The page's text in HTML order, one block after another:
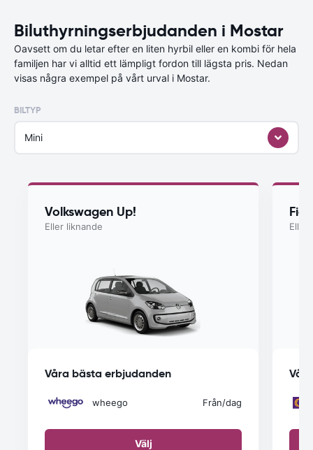
Biluthyrningserbjudanden i Mostar
Oavsett om du letar efter en liten hyrbil eller en kombi för hela
familjen har vi alltid ett lämpligt fordon till lägsta pris. Nedan
visas några exempel på vårt urval i Mostar.
BILTYP
Mini
Volkswagen Up!
Eller liknande
Våra bästa erbjudanden
wheego Från/dag
Välj
Eller